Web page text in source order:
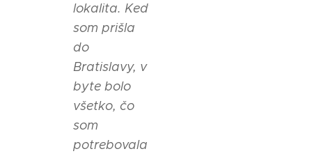
lokalita. Keď
som prišla
do
Bratislavy, v
byte bolo
všetko, čo
som
potrebovala